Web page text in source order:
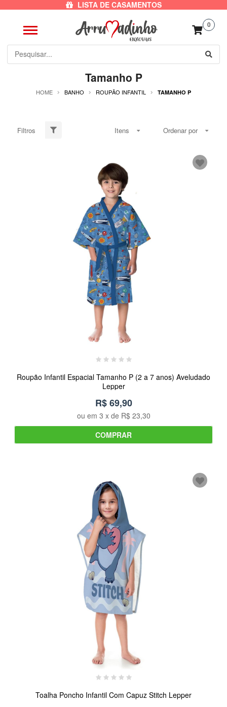
LISTA DE CASAMENTOS
0
Tamanho P
HOME BANHO ROUPÃO INFANTIL TAMANHO P
Filtros Itens Ordenar por
Roupão Infantil Espacial Tamanho P (2 a 7 anos) Aveludado
Lepper
R$ 69,90
ou em 3 x de R$ 23,30
COMPRAR
Toalha Poncho Infantil Com Capuz Stitch Lepper